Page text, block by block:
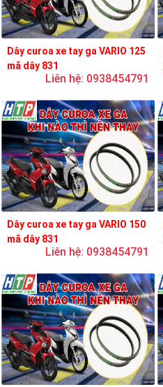
Dây curoa xe tay ga VARIO 125
mã dây 831
Liên hệ: 0938454791
Dây curoa xe tay ga VARIO 150
mã dây 831
Liên hệ: 0938454791